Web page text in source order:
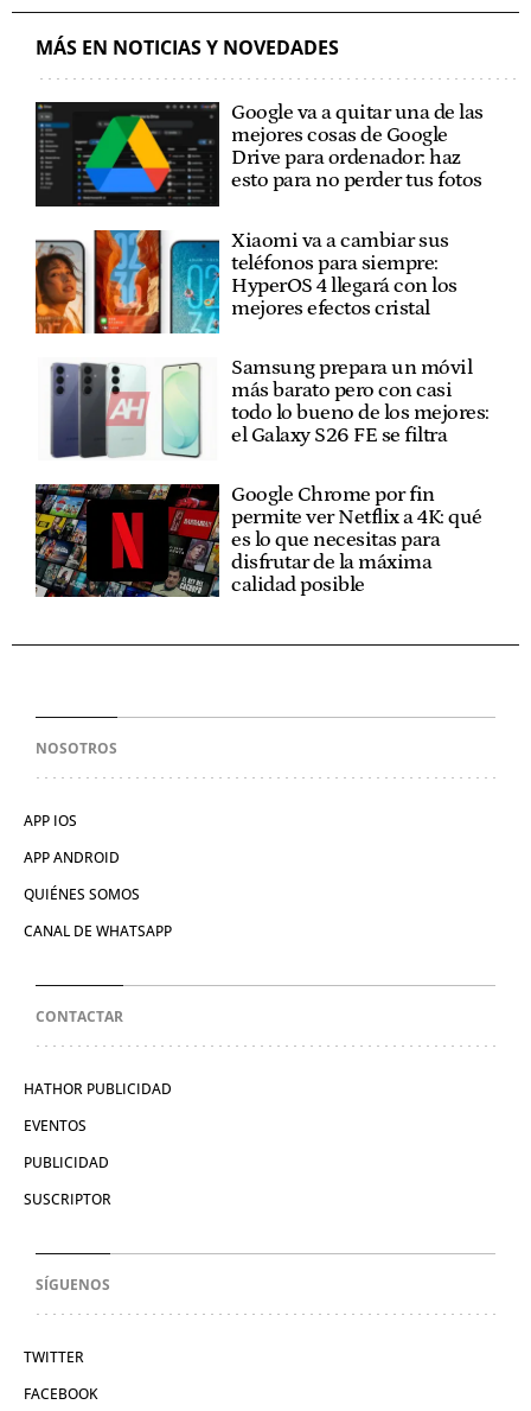
MÁS EN NOTICIAS Y NOVEDADES
Google va a quitar una de las
mejores cosas de Google
Drive para ordenador: haz
esto para no perder tus fotos
Xiaomi va a cambiar sus
teléfonos para siempre:
HyperOS 4 llegará con los
mejores efectos cristal
Samsung prepara un móvil
más barato pero con casi
todo lo bueno de los mejores:
el Galaxy S26 FE se filtra
Google Chrome por fin
permite ver Netflix a 4K: qué
es lo que necesitas para
disfrutar de la máxima
calidad posible
NOSOTROS
APP IOS
APP ANDROID
QUIÉNES SOMOS
CANAL DE WHATSAPP
CONTACTAR
HATHOR PUBLICIDAD
EVENTOS
PUBLICIDAD
SUSCRIPTOR
SÍGUENOS
TWITTER
FACEBOOK